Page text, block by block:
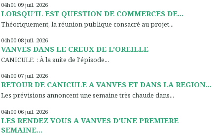
04h01 09 juil. 2026
LORSQU’IL EST QUESTION DE COMMERCES DE...
Théoriquement, la réunion publique consacré au projet...
04h00 08 juil. 2026
VANVES DANS LE CREUX DE L’OREILLE
CANICULE : À la suite de l'épisode...
04h00 07 juil. 2026
RETOUR DE CANICULE A VANVES ET DANS LA REGION...
Les prévisions annoncent une semaine très chaude dans...
04h00 06 juil. 2026
LES RENDEZ VOUS A VANVES D’UNE PREMIERE
SEMAINE...